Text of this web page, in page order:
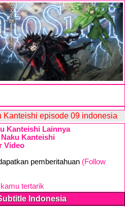
Kanteishi episode 09 indonesia
Kanteishi Lainnya
Kanteishi
Video
pemberitahuan (Follow
tertarik
Indonesia